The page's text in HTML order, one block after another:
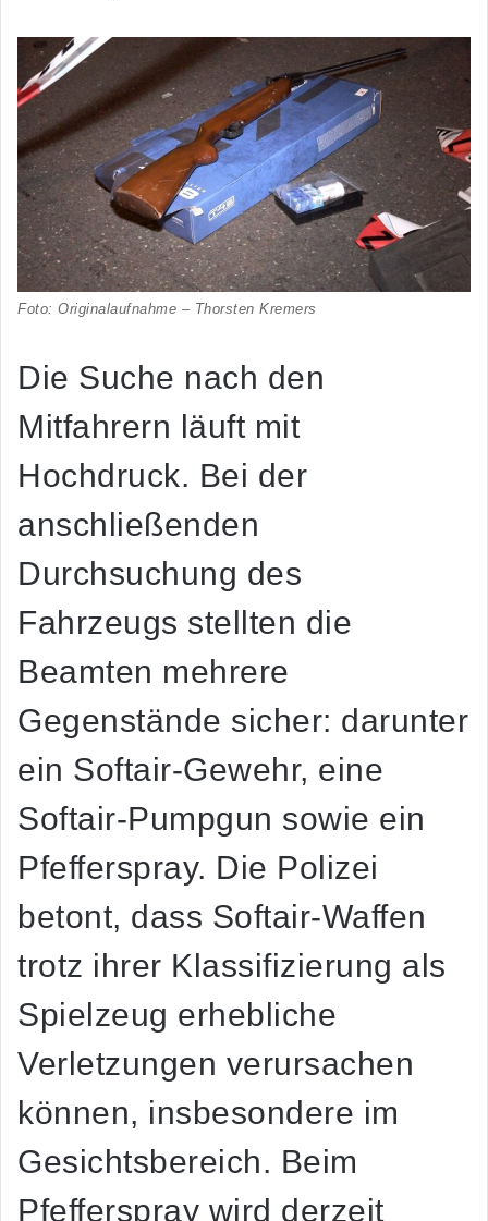
Foto: Originalaufnahme – Thorsten Kremers
Die Suche nach den
Mitfahrern läuft mit
Hochdruck. Bei der
anschließenden
Durchsuchung des
Fahrzeugs stellten die
Beamten mehrere
Gegenstände sicher: darunter
ein Softair-Gewehr, eine
Softair-Pumpgun sowie ein
Pfefferspray. Die Polizei
betont, dass Softair-Waffen
trotz ihrer Klassifizierung als
Spielzeug erhebliche
Verletzungen verursachen
können, insbesondere im
Gesichtsbereich. Beim
Pfefferspray wird derzeit